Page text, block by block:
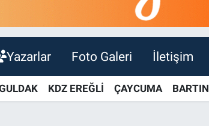
Yazarlar Foto Galeri İletişim
KDZ EREĞLİ ÇAYCUMA BARTIN